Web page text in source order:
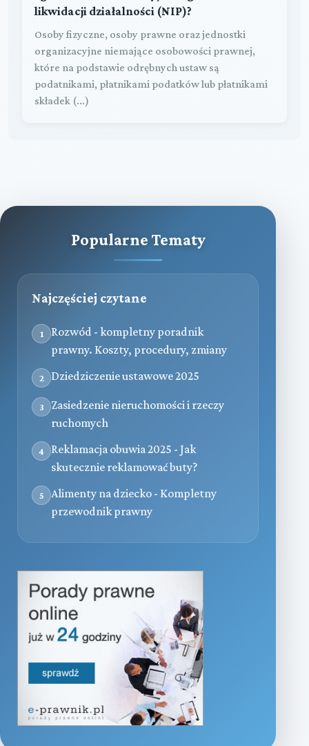
likwidacji działalności (NIP)?
Osoby fizyczne, osoby prawne oraz jednostki
organizacyjne niemające osobowości prawnej,
które na podstawie odrębnych ustaw są
podatnikami, płatnikami podatków lub płatnikami
składek (...)
Popularne Tematy
Najczęściej czytane
1
Rozwód - kompletny poradnik
prawny. Koszty, procedury, zmiany
2 Dziedziczenie ustawowe 2025
3
Zasiedzenie nieruchomości i rzeczy
ruchomych
4
Reklamacja obuwia 2025 - Jak
skutecznie reklamować buty?
5
Alimenty na dziecko - Kompletny
przewodnik prawny